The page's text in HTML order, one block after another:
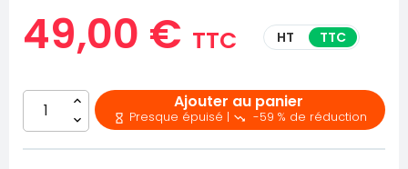
49,00 € TTC HT TTC
Ajouter au panier
 Presque épuisé |  -59 % de réduction